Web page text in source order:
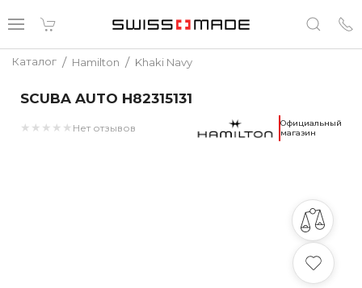
Каталог / Hamilton / Khaki Navy
SCUBA AUTO H82315131
★ ★ ★ ★ ★ Нет отзывов
Официальный
магазин